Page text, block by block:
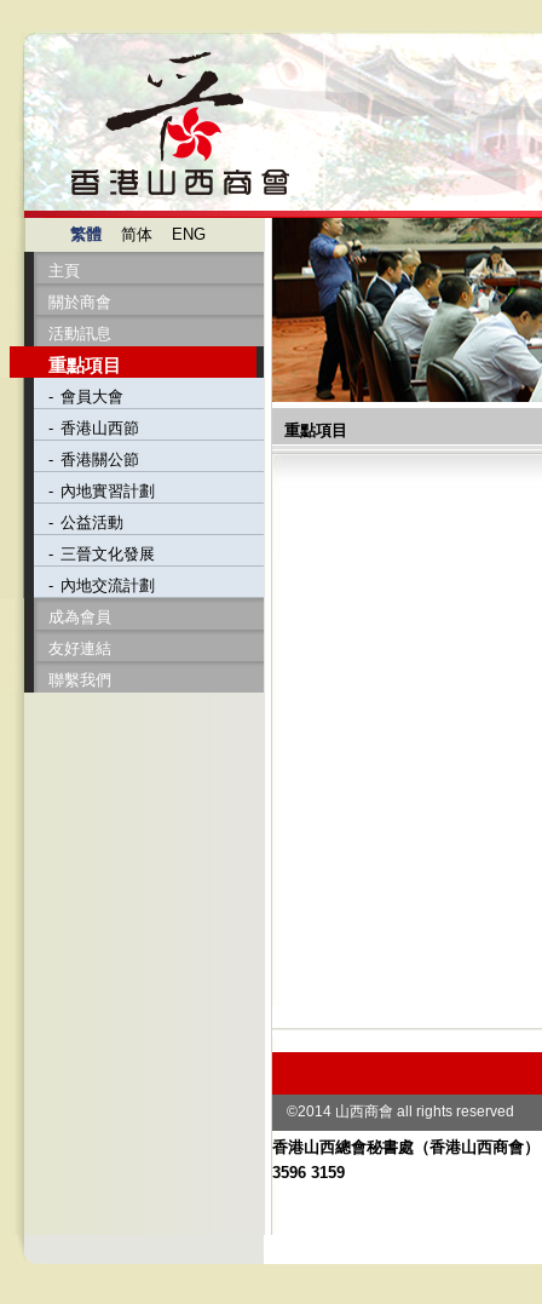
繁體 简体
ENG
主頁
關於商會
活動訊息
重點項目
- 會員大會
- 香港山西節
- 香港關公節
- 內地實習計劃
- 公益活動
- 三晉文化發展
- 內地交流計劃
成為會員
友好連結
聯繫我們
重點項目
香港山西總會秘書處 （香港山西商會
3596 3159
©2014 山西商會 all rights reserved